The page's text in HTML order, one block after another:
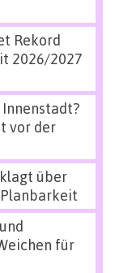
Rekord
2026/2027
vor der
über
für